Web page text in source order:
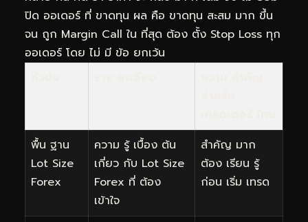
ปิด ออเดอร์ ที่ ขาดทุน ผล คือ ขาดทุน สะสม มาก ขึ้น
จน ถูก Margin Call ใน ที่สุด ต้อง ตั้ง Stop Loss ทุก
ออเดอร์ โดย ไม่ มี ข้อ ยกเว้น
พื้น ฐาน
Lot Size
Forex
ความ รู้ เบื้อง ต้น
เกี่ยว กับ Lot Size
Forex ที่ ต้อง
เข้าใจ
สำคัญ มาก
ต้อง เรียน รู้
ก่อน เริ่ม เทรด